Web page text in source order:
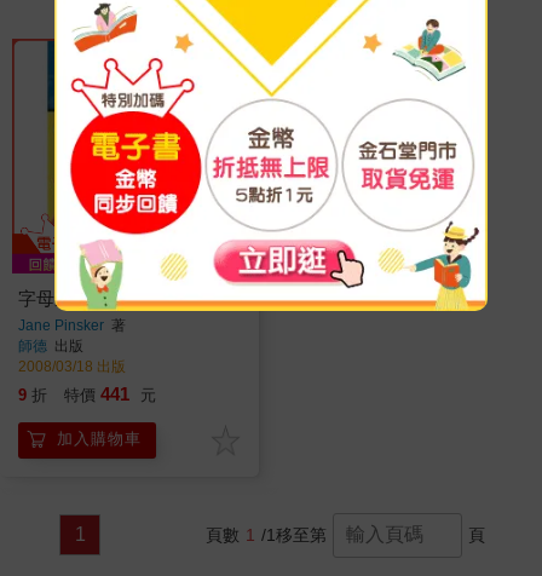
字母遊戲盒(2書1光碟)
Jane Pinsker 著
師德 出版
2008/03/18 出版
9 折 特價 441 元
加入購物車
1 頁數 1 /1移至第 頁